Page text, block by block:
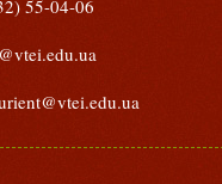
"Право"
вул. Соборна, 87